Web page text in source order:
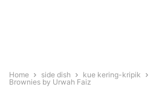
Home side dish kue kering-kripik
Brownies by Urwah Faiz